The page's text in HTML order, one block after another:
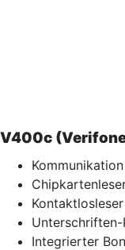
V400c
Kontaktlosleser
Unterschriften-
Integrierter